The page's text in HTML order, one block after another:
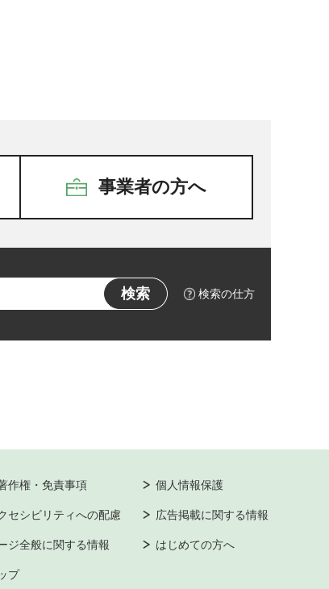
事業者の方へ
検索の仕方
作権・免責事項 個人情報保護
セシビリティへの配慮 広告掲載に関する情報
ジ全般に関する情報 はじめての方へ
プ